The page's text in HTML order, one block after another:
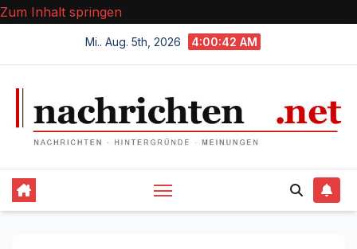
Zum Inhalt springen
Mi.. Aug. 5th, 2026 4:00:43 AM